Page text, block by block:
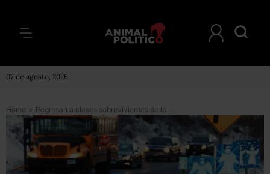
07 de agosto, 2026
Home > Regresan a clases sobrevivientes de la masacre de Connecticut